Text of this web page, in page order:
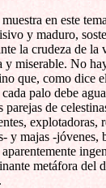
en este
y maduro,
la crudeza de la
y miserable. No
que, como dice
palo debe
parejas de
explotadoras,
y majas -jóvenes,
metáfora del